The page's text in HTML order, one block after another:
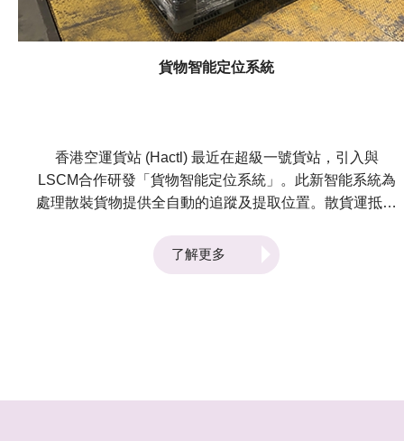
貨物智能定位系統
香港空運貨站 (Hactl) 最近在超級一號貨站，引入與
LSCM合作研發「貨物智能定位系統」。此新智能系統為
處理散裝貨物提供全自動的追蹤及提取位置。散貨運抵貨
便會自動拍照記錄及量度貨件的重量，然後將有關的數據
及影像上傳至貨站的COSAC-Plus貨物管理系統。 經特
車駕駛員便可透過此系統取得貨物的貨架位置，系統亦會
了解更多